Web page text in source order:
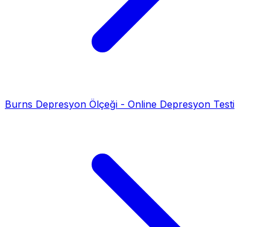
Burns Depresyon Ölçeği - Online Depresyon Testi